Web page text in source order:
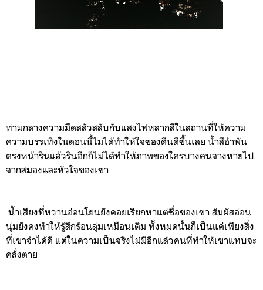
ท่ามกลางความมืดสลัวสลับกับแสงไฟหลากสีในสถานที่ให้ความ
ความบรรเทิงในตอนนี้ไม่ได้ทำให้ใจของดีนดีขึ้นเลย น้ำสีอำพัน
ตรงหน้ารินแล้วรินอีกก็ไม่ได้ทำให้ภาพของใครบางคนจางหายไป
จากสมองและหัวใจของเขา
น้ำเสียงที่หวานอ่อนโยนยังคอยเรียกหาแต่ชื่อของเขา สัมผัสอ่อน
นุ่มยังคงทำให้รู้สึกร้อนลุ่มเหมือนเดิม ทั้งหมดนั้นก็เป็นแค่เพียงสิ่ง
ที่เขาจำได้ดี แต่ในความเป็นจริงไม่มีอีกแล้วคนที่ทำให้เขาแทบจะ
คลั่งตาย